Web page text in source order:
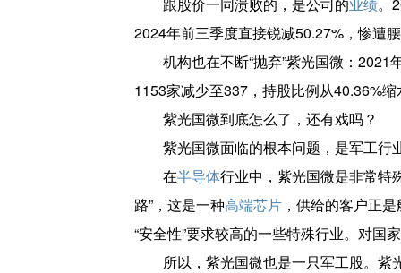
2024年前三季度直接锐减50.27%，惨遭
机构也在不断“抛弃”紫光国微：
1153家减少至337，持股比例从40.36%
紫光国微到底怎么了，还有戏吗？
紫光国微面临的根本问题，是军工行
在半导体行业中，紫光国微是非常特
路”，这是一种高端芯片 ，供给的客户正
“安全性”要求较高的一些特殊行业。对国
所以，紫光国微也是一只军工股。紫